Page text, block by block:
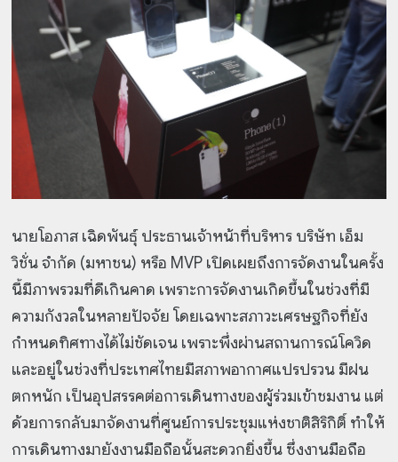
นายโอภาส เฉิดพันธุ์ ประธานเจ้าหน้าที่บริหาร บริษัท เอ็ม
วิชั่น จำกัด (มหาชน) หรือ MVP เปิดเผยถึงการจัดงานในครั้ง
นี้มีภาพรวมที่ดีเกินคาด เพราะการจัดงานเกิดขึ้นในช่วงที่มี
ความกังวลในหลายปัจจัย โดยเฉพาะสภาวะเศรษฐกิจที่ยัง
กำหนดทิศทางได้ไม่ชัดเจน เพราะพึ่งผ่านสถานการณ์โควิด
และอยู่ในช่วงที่ประเทศไทยมีสภาพอากาศแปรปรวน มีฝน
ตกหนัก เป็นอุปสรรคต่อการเดินทางของผู้ร่วมเข้าชมงาน แต่
ด้วยการกลับมาจัดงานที่ศูนย์การประชุมแห่งชาติสิริกิติ์ ทำให้
การเดินทางมายังงานมือถือนั้นสะดวกยิ่งขึ้น ซึ่งงานมือถือ